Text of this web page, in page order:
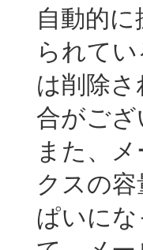
自動的
られて
は削除
合がご
また、
クスの
ぱいに